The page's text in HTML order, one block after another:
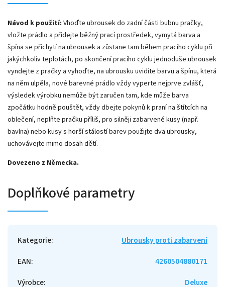
Návod k použití: Vhoďte ubrousek do zadní části bubnu pračky,
vložte prádlo a přidejte běžný prací prostředek, vymytá barva a
špína se přichytí na ubrousek a zůstane tam během pracího cyklu při
jakýchkoliv teplotách, po skončení pracího cyklu jednoduše ubrousek
vyndejte z pračky a vyhoďte, na ubrousku uvidíte barvu a špínu, která
na něm ulpěla, nové barevné prádlo vždy vyperte nejprve zvlášť,
výsledek výrobku nemůže být zaručen tam, kde může barva
zpočátku hodně pouštět, vždy dbejte pokynů k praní na štítcích na
oblečení, neplňte pračku příliš, pro silněji zabarvené kusy (např.
bavlna) nebo kusy s horší stálostí barev použijte dva ubrousky,
uchovávejte mimo dosah dětí.
Dovezeno z Německa.
Doplňkové parametry
Kategorie:
Ubrousky proti zabarvení
EAN:
4260504880171
Výrobce:
Deluxe